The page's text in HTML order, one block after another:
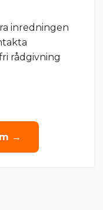
inredningen
rådgivning
→